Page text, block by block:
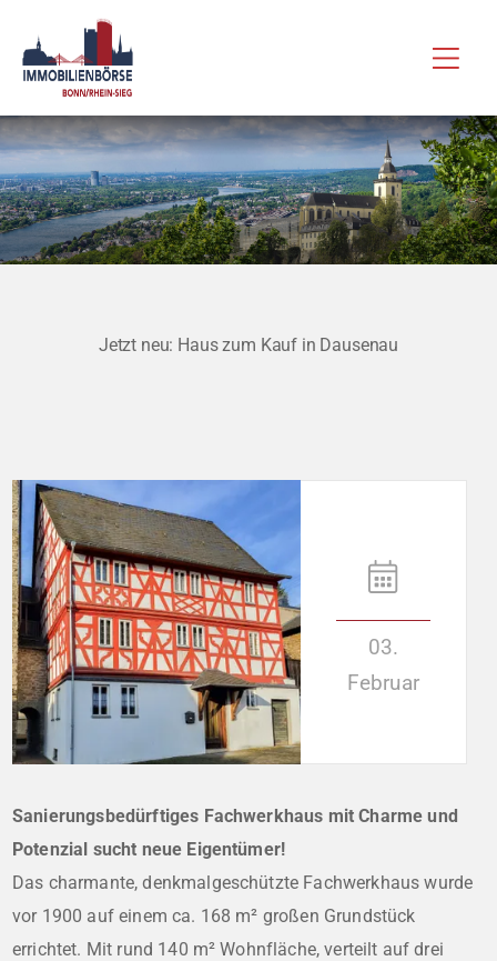
Inhalt
springen
Jetzt neu: Haus zum Kauf in Dausenau
03.
Februar
Sanierungsbedürftiges Fachwerkhaus mit Charme und
Potenzial sucht neue Eigentümer!
Das charmante, denkmalgeschützte Fachwerkhaus wurde
vor 1900 auf einem ca. 168 m² großen Grundstück
errichtet. Mit rund 140 m² Wohnfläche, verteilt auf drei